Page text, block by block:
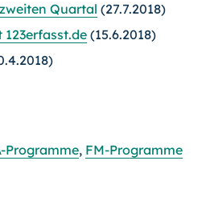
Quartal (27.7.2018)
(15.6.2018)
Programme, FM-Programme